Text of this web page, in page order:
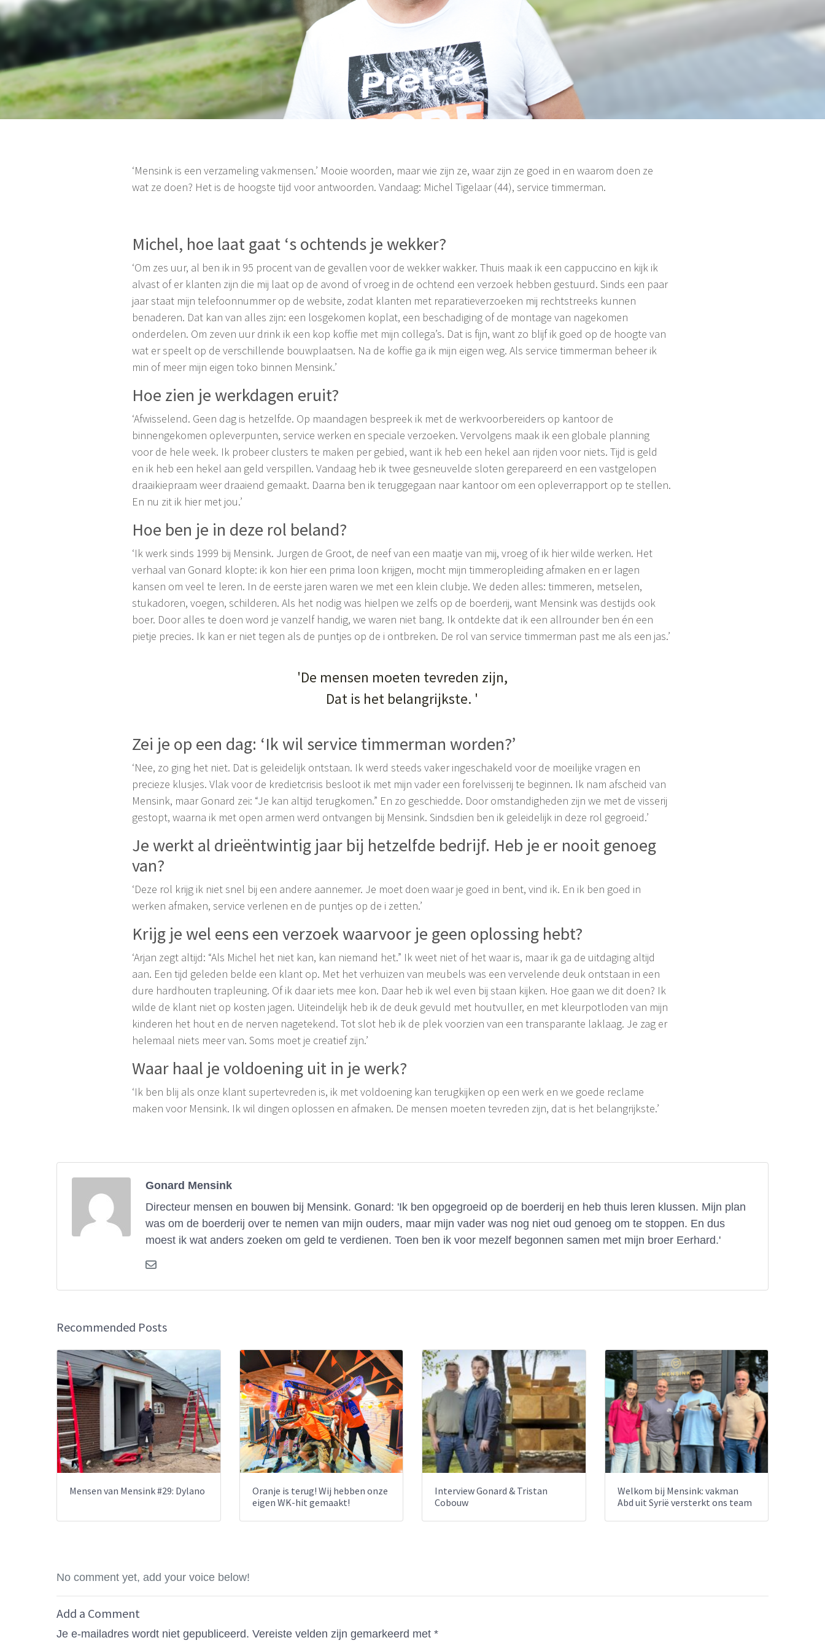
‘Mensink is een verzameling vakmensen.’ Mooie woorden, maar wie zijn ze, waar zijn ze goed in en waarom doen ze
wat ze doen? Het is de hoogste tijd voor antwoorden. Vandaag: Michel Tigelaar (44), service timmerman.
Michel, hoe laat gaat ‘s ochtends je wekker?
‘Om zes uur, al ben ik in 95 procent van de gevallen voor de wekker wakker. Thuis maak ik een cappuccino en kijk ik
alvast of er klanten zijn die mij laat op de avond of vroeg in de ochtend een verzoek hebben gestuurd. Sinds een paar
jaar staat mijn telefoonnummer op de website, zodat klanten met reparatieverzoeken mij rechtstreeks kunnen
benaderen. Dat kan van alles zijn: een losgekomen koplat, een beschadiging of de montage van nagekomen
onderdelen. Om zeven uur drink ik een kop koffie met mijn collega’s. Dat is fijn, want zo blijf ik goed op de hoogte van
wat er speelt op de verschillende bouwplaatsen. Na de koffie ga ik mijn eigen weg. Als service timmerman beheer ik
min of meer mijn eigen toko binnen Mensink.’
Hoe zien je werkdagen eruit?
‘Afwisselend. Geen dag is hetzelfde. Op maandagen bespreek ik met de werkvoorbereiders op kantoor de
binnengekomen opleverpunten, service werken en speciale verzoeken. Vervolgens maak ik een globale planning
voor de hele week. Ik probeer clusters te maken per gebied, want ik heb een hekel aan rijden voor niets. Tijd is geld
en ik heb een hekel aan geld verspillen. Vandaag heb ik twee gesneuvelde sloten gerepareerd en een vastgelopen
draaikiepraam weer draaiend gemaakt. Daarna ben ik teruggegaan naar kantoor om een opleverrapport op te stellen.
En nu zit ik hier met jou.’
Hoe ben je in deze rol beland?
‘Ik werk sinds 1999 bij Mensink. Jurgen de Groot, de neef van een maatje van mij, vroeg of ik hier wilde werken. Het
verhaal van Gonard klopte: ik kon hier een prima loon krijgen, mocht mijn timmeropleiding afmaken en er lagen
kansen om veel te leren. In de eerste jaren waren we met een klein clubje. We deden alles: timmeren, metselen,
stukadoren, voegen, schilderen. Als het nodig was hielpen we zelfs op de boerderij, want Mensink was destijds ook
boer. Door alles te doen word je vanzelf handig, we waren niet bang. Ik ontdekte dat ik een allrounder ben én een
pietje precies. Ik kan er niet tegen als de puntjes op de i ontbreken. De rol van service timmerman past me als een jas.’
'De mensen moeten tevreden zijn,
Dat is het belangrijkste. '
Zei je op een dag: ‘Ik wil service timmerman worden?’
‘Nee, zo ging het niet. Dat is geleidelijk ontstaan. Ik werd steeds vaker ingeschakeld voor de moeilijke vragen en
precieze klusjes. Vlak voor de kredietcrisis besloot ik met mijn vader een forelvisserij te beginnen. Ik nam afscheid van
Mensink, maar Gonard zei: “Je kan altijd terugkomen.” En zo geschiedde. Door omstandigheden zijn we met de visserij
gestopt, waarna ik met open armen werd ontvangen bij Mensink. Sindsdien ben ik geleidelijk in deze rol gegroeid.’
Je werkt al drieëntwintig jaar bij hetzelfde bedrijf. Heb je er nooit genoeg
van?
‘Deze rol krijg ik niet snel bij een andere aannemer. Je moet doen waar je goed in bent, vind ik. En ik ben goed in
werken afmaken, service verlenen en de puntjes op de i zetten.’
Krijg je wel eens een verzoek waarvoor je geen oplossing hebt?
‘Arjan zegt altijd: “Als Michel het niet kan, kan niemand het.” Ik weet niet of het waar is, maar ik ga de uitdaging altijd
aan. Een tijd geleden belde een klant op. Met het verhuizen van meubels was een vervelende deuk ontstaan in een
dure hardhouten trapleuning. Of ik daar iets mee kon. Daar heb ik wel even bij staan kijken. Hoe gaan we dit doen? Ik
wilde de klant niet op kosten jagen. Uiteindelijk heb ik de deuk gevuld met houtvuller, en met kleurpotloden van mijn
kinderen het hout en de nerven nagetekend. Tot slot heb ik de plek voorzien van een transparante laklaag. Je zag er
helemaal niets meer van. Soms moet je creatief zijn.’
Waar haal je voldoening uit in je werk?
‘Ik ben blij als onze klant supertevreden is, ik met voldoening kan terugkijken op een werk en we goede reclame
maken voor Mensink. Ik wil dingen oplossen en afmaken. De mensen moeten tevreden zijn, dat is het belangrijkste.’
Gonard Mensink
Directeur mensen en bouwen bij Mensink. Gonard: 'Ik ben opgegroeid op de boerderij en heb thuis leren klussen. Mijn plan
was om de boerderij over te nemen van mijn ouders, maar mijn vader was nog niet oud genoeg om te stoppen. En dus
moest ik wat anders zoeken om geld te verdienen. Toen ben ik voor mezelf begonnen samen met mijn broer Eerhard.'
Recommended Posts
Mensen van Mensink #29: Dylano
Oranje is terug! Wij hebben onze
eigen WK-hit gemaakt!
Interview Gonard & Tristan
Cobouw
Welkom bij Mensink: vakman
Abd uit Syrië versterkt ons team
No comment yet, add your voice below!
Add a Comment
Je e-mailadres wordt niet gepubliceerd. Vereiste velden zijn gemarkeerd met *